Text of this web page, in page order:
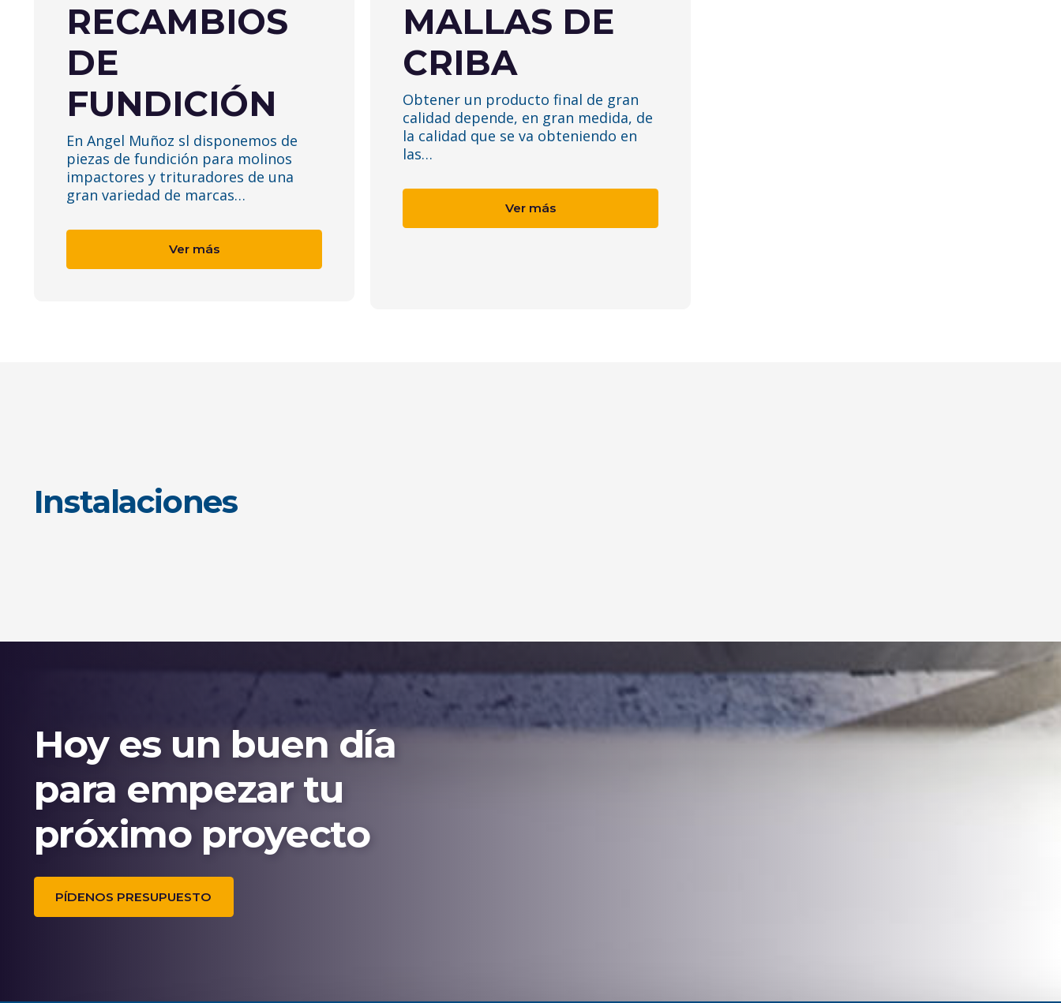
RECAMBIOS
DE
FUNDICIÓN
En Angel Muñoz sl disponemos de
piezas de fundición para molinos
impactores y trituradores de una
gran variedad de marcas…
Ver más
MALLAS DE
CRIBA
Obtener un producto final de gran
calidad depende, en gran medida, de
la calidad que se va obteniendo en
las…
Ver más
Instalaciones
Hoy es un buen día
para empezar tu
próximo proyecto
PÍDENOS PRESUPUESTO